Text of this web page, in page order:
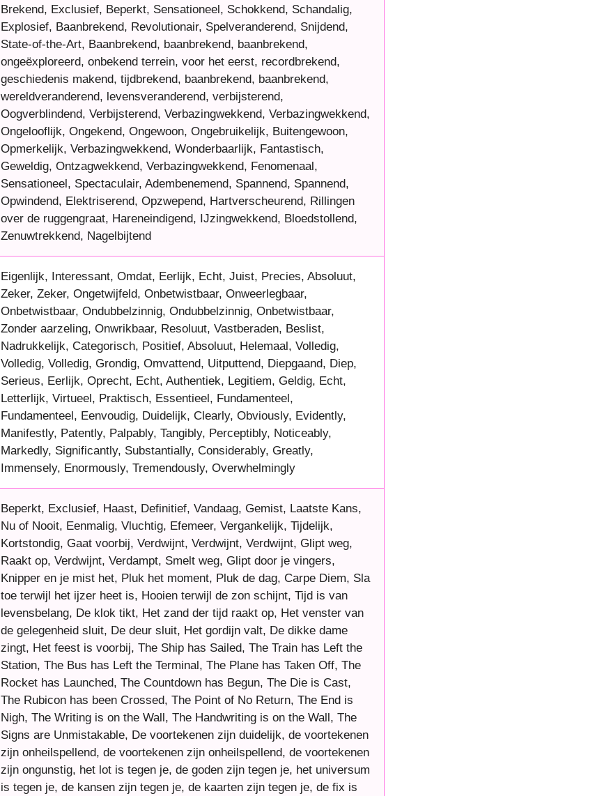
Brekend, Exclusief, Beperkt, Sensationeel, Schokkend, Schandalig,
Explosief, Baanbrekend, Revolutionair, Spelveranderend, Snijdend,
State-of-the-Art, Baanbrekend, baanbrekend, baanbrekend,
ongeëxploreerd, onbekend terrein, voor het eerst, recordbrekend,
geschiedenis makend, tijdbrekend, baanbrekend, baanbrekend,
wereldveranderend, levensveranderend, verbijsterend,
Oogverblindend, Verbijsterend, Verbazingwekkend, Verbazingwekkend,
Ongelooflijk, Ongekend, Ongewoon, Ongebruikelijk, Buitengewoon,
Opmerkelijk, Verbazingwekkend, Wonderbaarlijk, Fantastisch,
Geweldig, Ontzagwekkend, Verbazingwekkend, Fenomenaal,
Sensationeel, Spectaculair, Adembenemend, Spannend, Spannend,
Opwindend, Elektriserend, Opzwepend, Hartverscheurend, Rillingen
over de ruggengraat, Hareneindigend, IJzingwekkend, Bloedstollend,
Zenuwtrekkend, Nagelbijtend
Eigenlijk, Interessant, Omdat, Eerlijk, Echt, Juist, Precies, Absoluut,
Zeker, Zeker, Ongetwijfeld, Onbetwistbaar, Onweerlegbaar,
Onbetwistbaar, Ondubbelzinnig, Ondubbelzinnig, Onbetwistbaar,
Zonder aarzeling, Onwrikbaar, Resoluut, Vastberaden, Beslist,
Nadrukkelijk, Categorisch, Positief, Absoluut, Helemaal, Volledig,
Volledig, Volledig, Grondig, Omvattend, Uitputtend, Diepgaand, Diep,
Serieus, Eerlijk, Oprecht, Echt, Authentiek, Legitiem, Geldig, Echt,
Letterlijk, Virtueel, Praktisch, Essentieel, Fundamenteel,
Fundamenteel, Eenvoudig, Duidelijk, Clearly, Obviously, Evidently,
Manifestly, Patently, Palpably, Tangibly, Perceptibly, Noticeably,
Markedly, Significantly, Substantially, Considerably, Greatly,
Immensely, Enormously, Tremendously, Overwhelmingly
Beperkt, Exclusief, Haast, Definitief, Vandaag, Gemist, Laatste Kans,
Nu of Nooit, Eenmalig, Vluchtig, Efemeer, Vergankelijk, Tijdelijk,
Kortstondig, Gaat voorbij, Verdwijnt, Verdwijnt, Verdwijnt, Glipt weg,
Raakt op, Verdwijnt, Verdampt, Smelt weg, Glipt door je vingers,
Knipper en je mist het, Pluk het moment, Pluk de dag, Carpe Diem, Sla
toe terwijl het ijzer heet is, Hooien terwijl de zon schijnt, Tijd is van
levensbelang, De klok tikt, Het zand der tijd raakt op, Het venster van
de gelegenheid sluit, De deur sluit, Het gordijn valt, De dikke dame
zingt, Het feest is voorbij, The Ship has Sailed, The Train has Left the
Station, The Bus has Left the Terminal, The Plane has Taken Off, The
Rocket has Launched, The Countdown has Begun, The Die is Cast,
The Rubicon has been Crossed, The Point of No Return, The End is
Nigh, The Writing is on the Wall, The Handwriting is on the Wall, The
Signs are Unmistakable, De voortekenen zijn duidelijk, de voortekenen
zijn onheilspellend, de voortekenen zijn onheilspellend, de voortekenen
zijn ongunstig, het lot is tegen je, de goden zijn tegen je, het universum
is tegen je, de kansen zijn tegen je, de kaarten zijn tegen je, de fix is